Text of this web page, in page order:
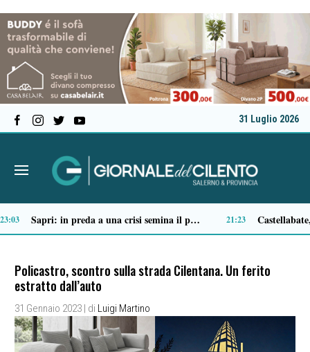
31 Luglio 2026
Ascea, nuova giunta per Sansone: Filippo Dragone vicesindaco, Egidio Criscuolo assessore ai Lavori Pubblici 14:51 Tortorella celebra la Fiera di San Basilio: tra antichi mestieri, bestiame e la musica della Bandabardò
Policastro, scontro sulla strada Cilentana. Un ferito
estratto dall’auto
31 Gennaio 2023 | di Luigi Martino